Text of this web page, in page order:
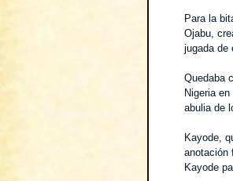
Para la
Ojabu,
jugada de
Quedaba
Nigeria
abulia de
Kayode,
anotación
Kayode